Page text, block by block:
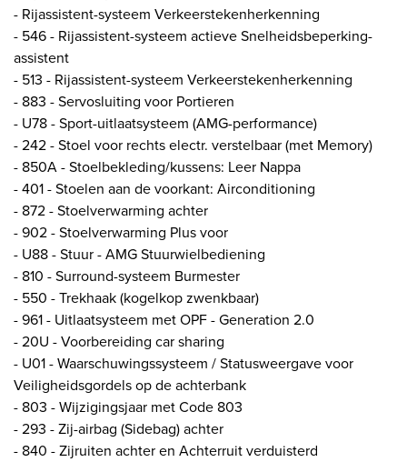
- Rijassistent-systeem Verkeerstekenherkenning
- 546 - Rijassistent-systeem actieve Snelheidsbeperking-
assistent
- 513 - Rijassistent-systeem Verkeerstekenherkenning
- 883 - Servosluiting voor Portieren
- U78 - Sport-uitlaatsysteem (AMG-performance)
- 242 - Stoel voor rechts electr. verstelbaar (met Memory)
- 850A - Stoelbekleding/kussens: Leer Nappa
- 401 - Stoelen aan de voorkant: Airconditioning
- 872 - Stoelverwarming achter
- 902 - Stoelverwarming Plus voor
- U88 - Stuur - AMG Stuurwielbediening
- 810 - Surround-systeem Burmester
- 550 - Trekhaak (kogelkop zwenkbaar)
- 961 - Uitlaatsysteem met OPF - Generation 2.0
- 20U - Voorbereiding car sharing
- U01 - Waarschuwingssysteem / Statusweergave voor
Veiligheidsgordels op de achterbank
- 803 - Wijzigingsjaar met Code 803
- 293 - Zij-airbag (Sidebag) achter
- 840 - Zijruiten achter en Achterruit verduisterd